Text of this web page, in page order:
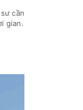
cần
gian.